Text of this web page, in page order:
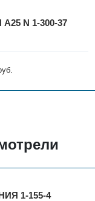
N 1-300-37
1-155-4